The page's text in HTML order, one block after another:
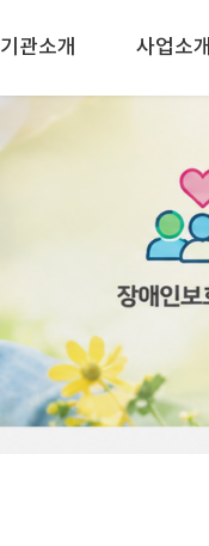
기관소개 사업소개